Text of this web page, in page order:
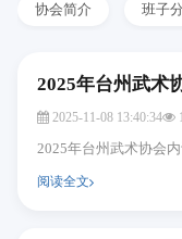
协会简介 班子
2025年台州武术
2025-11-08 13:40:34
2025年台州武术协会
阅读全文